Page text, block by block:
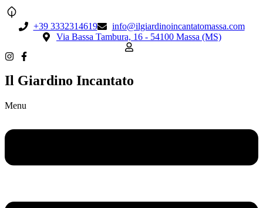
+39 3332314619
info@ilgiardinoincantatomassa.com
Via Bassa Tambura, 16 - 54100 Massa (MS)
Il Giardino Incantato
Menu